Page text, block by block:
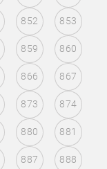
852 853
859 860
866 867
873 874
880 881
887 888